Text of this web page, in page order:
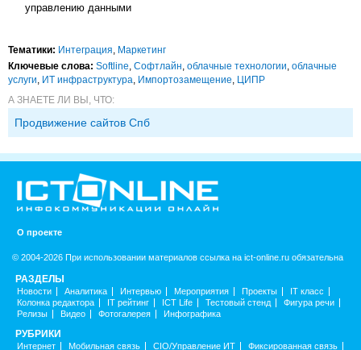
управлению данными
Тематики: Интеграция, Маркетинг
Ключевые слова: Softline, Софтлайн, облачные технологии, облачные
услуги, ИТ инфраструктура, Импорто­замещение, ЦИПР
А ЗНАЕТЕ ЛИ ВЫ, ЧТО:
Продвижение сайтов Спб
О проекте
© 2004-2026 При использовании материалов ссылка на ict-online.ru обязательна
РАЗДЕЛЫ
Новости Аналитика Интервью Мероприятия Проекты
IT класс
Колонка редактора
IT рейтинг ICT Life Тестовый стенд
Фигура речи
Релизы
Видео Фотогалерея Инфографика
РУБРИКИ
Интернет Мобильная связь CIO/Управление ИТ Фиксированная связь